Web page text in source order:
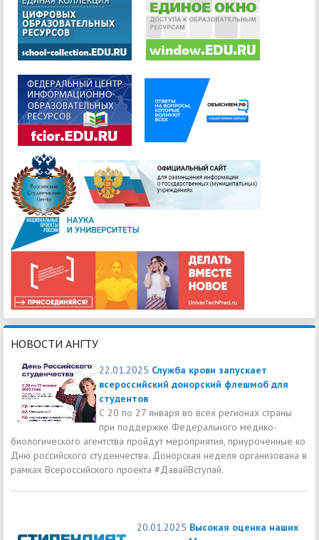
НОВОСТИ АНГТУ
22.01.2025 Служба крови запускает
всероссийский донорский флешмоб для
студентов
С 20 по 27 января во всех регионах страны
при поддержке Федерального медико-
биологического агентства пройдут мероприятия, приуроченные ко
Дню российского студенчества. Донорская неделя организована в
рамках Всероссийского проекта #ДавайВступай.
20.01.2025 Высокая оценка наших